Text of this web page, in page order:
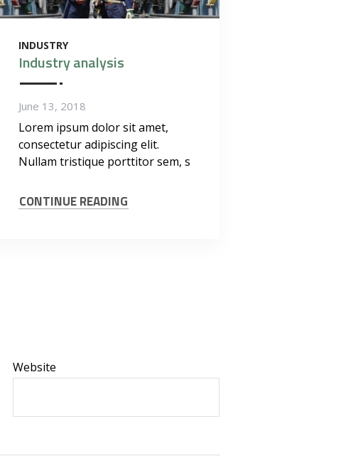
INDUSTRY
Industry analysis
June 13, 2018
Lorem ipsum dolor sit amet,
consectetur adipiscing elit.
Nullam tristique porttitor sem, s
CONTINUE READING
Website